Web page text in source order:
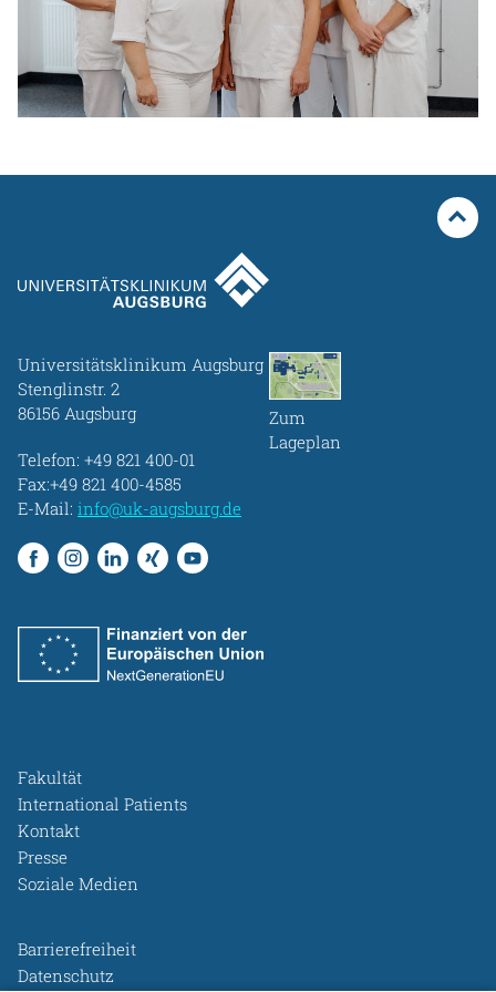
Universitätsklinikum Augsburg
Stenglinstr. 2
86156 Augsburg
Telefon: +49 821 400-01
Fax:+49 821 400-4585
E-Mail: info@uk-augsburg.de
Zum
Lageplan
Fakultät
International Patients
Kontakt
Presse
Soziale Medien
Barrierefreiheit
Datenschutz